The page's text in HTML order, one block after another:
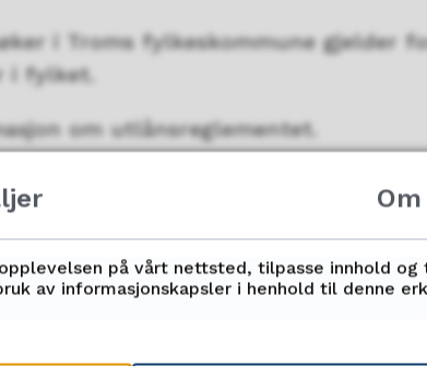
i Troms fylkeskommune gjelder
i fylket.
om utlånsreglementet.
du det du lette etter?
Ja Nei
Om
på vårt nettsted, tilpasse innhold
av informasjonskapsler i henhold til denne